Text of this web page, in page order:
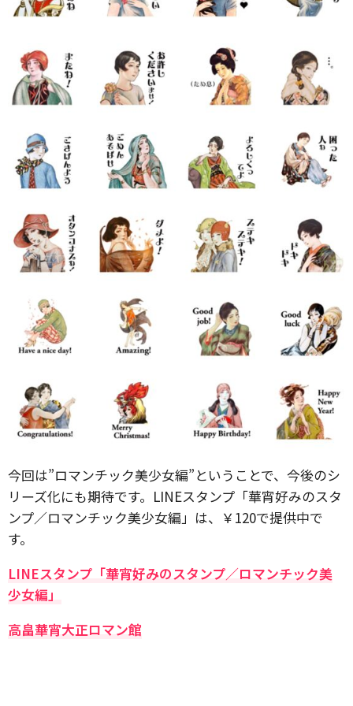
今回は”ロマンチック美少女編”ということで、今後のシ
リーズ化にも期待です。LINEスタンプ「華宵好みのスタ
ンプ／ロマンチック美少女編」は、￥120で提供中で
す。
LINEスタンプ「華宵好みのスタンプ／ロマンチック美
少女編」
高畠華宵大正ロマン館